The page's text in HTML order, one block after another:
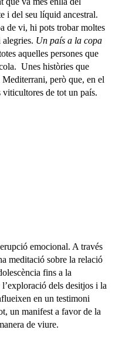
i del seu líquid ancestral.
de vi, hi pots trobar moltes
Un país a la copa
aquelles persones que
Unes històries que
però que, en el
de tot un país.
emocional. A través
meditació sobre la relació
fins a la
dels desitjos i la
en un testimoni
un manifest a favor de la
de viure.